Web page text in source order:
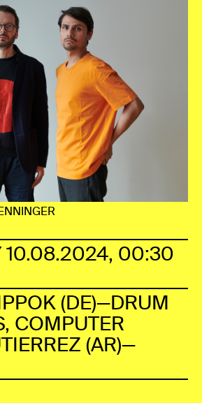
10.08.2024, 00:30
(DE)—DRUM
COMPUTER
(AR)—